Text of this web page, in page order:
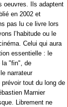
oeuvres. Ils adaptent
en 2002 et
pas lu ce livre lors
l’habitude ou le
Celui qui aura
essentielle : le
la "fin", de
narrateur
tout du long de
Marnier
Librement ne